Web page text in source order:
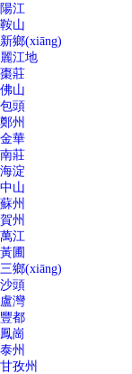
陽江
鞍山
新鄉(xiāng)
麗江地
棗莊
佛山
包頭
鄭州
金華
南莊
海淀
中山
蘇州
賀州
萬江
黃圃
三鄉(xiāng)
沙頭
盧灣
豐都
鳳崗
泰州
甘孜州